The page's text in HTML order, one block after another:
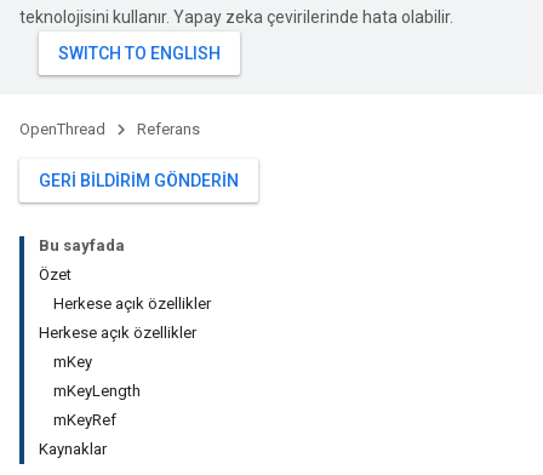
teknolojisini kullanır. Yapay zeka çevirilerinde hata olabilir.
OpenThread Referans
GERI BILDIRIM GÖNDERIN
Bu sayfada
Özet
Herkese açık özellikler
Herkese açık özellikler
mKey
mKeyLength
mKeyRef
Kaynaklar